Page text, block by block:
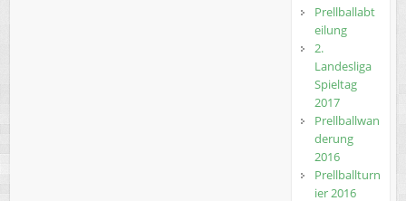
Prellballabt
eilung
2.
Landesliga
Spieltag
2017
Prellballwan
derung
2016
Prellballturn
ier 2016